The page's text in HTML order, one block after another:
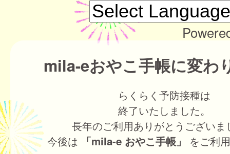
mila-eおやこ手帳に変わ
らくらく予防接種は
終了いたしました。
長年のご利用ありがとうございま
今後は
「mila-e おやこ手帳」 をご利